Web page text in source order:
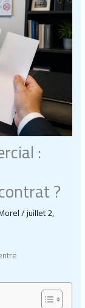
:
?
/juillet 2,